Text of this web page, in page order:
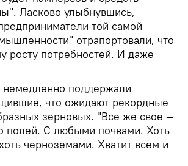
Ласково улыбнувшись,
той самой
отрапортовали, что
росту потребностей. И даже
немедленно поддержали
что ожидают рекордные
зерновых. "Все же свое —
полей. С любыми почвами. Хоть
черноземами. Хватит всем и